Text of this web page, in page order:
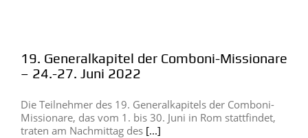
19. Generalkapitel der Comboni-Missionare
– 24.-27. Juni 2022
Die Teilnehmer des 19. Generalkapitels der Comboni-
Missionare, das vom 1. bis 30. Juni in Rom stattfindet,
traten am Nachmittag des [...]